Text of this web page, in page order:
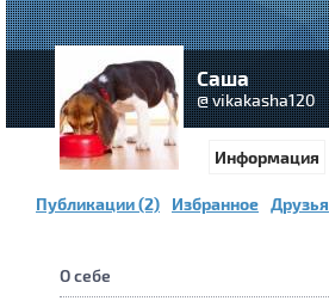
Саша
@ vikakasha120
Информация
Публикации (2) Избранное Друзья
О себе